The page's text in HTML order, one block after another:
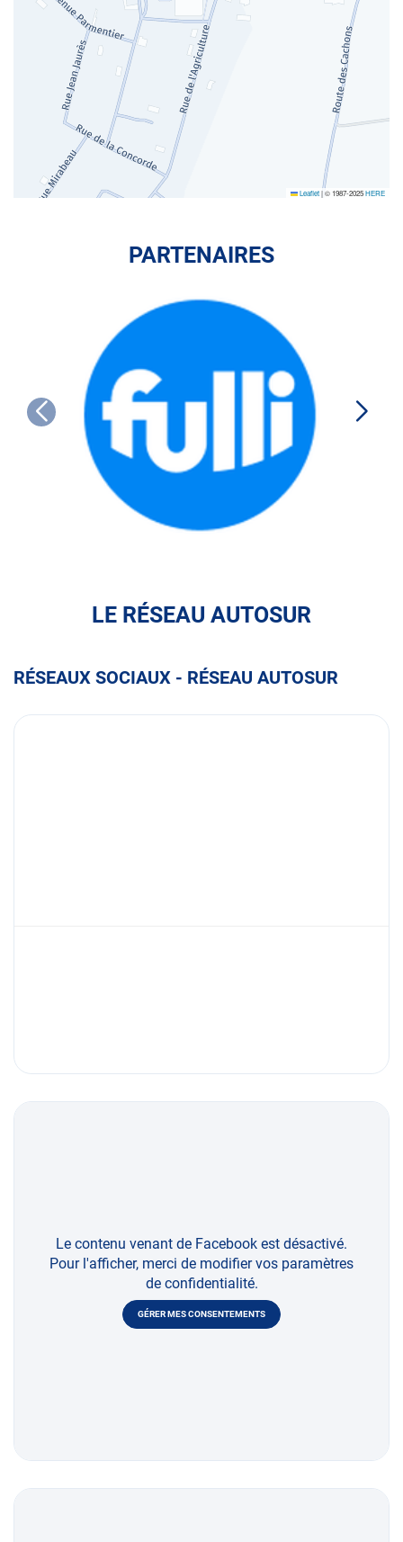
Leaflet|© 1987-2025HERE
PARTENAIRES
LE RÉSEAU AUTOSUR
RÉSEAUX SOCIAUX - RÉSEAU AUTOSUR
Le contenu venant de Facebook est désactivé.
Pour l'afficher, merci de modifier vos paramètres
de confidentialité.
GÉRER MES CONSENTEMENTS